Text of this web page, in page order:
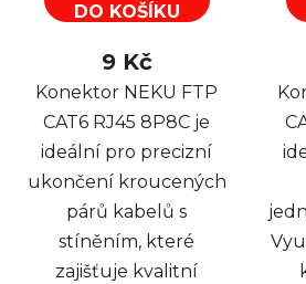
DO KOŠÍKU
9 Kč
Konektor NEKU FTP
CAT6 RJ45 8P8C je
ideální pro precizní
ukončení kroucených
párů kabelů s
stíněním, které
zajišťuje kvalitní